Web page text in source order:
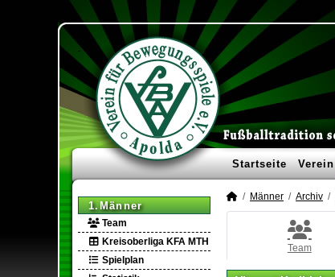
Startseite Verein
1.Männer
Team
Kreisoberliga KFA MTH
Spielplan
Männer Archiv
Team